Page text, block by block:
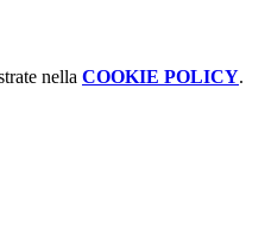
nella COOKIE POLICY.